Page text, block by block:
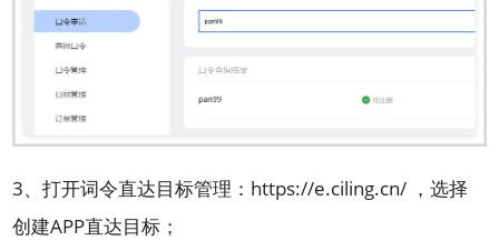
3、打开词令直达目标管理： https://e.ciling.cn/ ，选择
创建APP直达目标；